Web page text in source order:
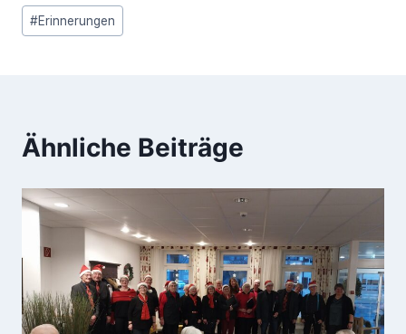
Schlagworte:
#Erinnerungen
Ähnliche Beiträge